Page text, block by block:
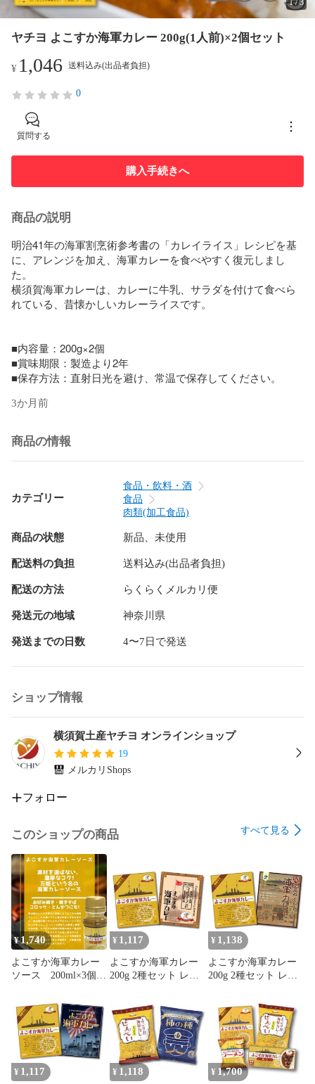
ヤチヨ よこすか海軍カレー 200g(1人前)×2個セット
¥ 1,046 送料込み(出品者負担)
0
質問する
購入手続きへ
商品の説明
明治41年の海軍割烹術参考書の「カレイライス」レシピを基
に、アレンジを加え、海軍カレーを食べやすく復元しまし
た。
横須賀海軍カレーは、カレーに牛乳、サラダを付けて食べら
れている、昔懐かしいカレーライスです。
■内容量：200g×2個
■賞味期限：製造より2年
■保存方法：直射日光を避け、常温で保存してください。
3か月前
商品の情報
カテゴリー
食品・飲料・酒
食品
肉類(加工食品)
商品の状態 新品、未使用
配送料の負担 送料込み(出品者負担)
配送の方法 らくらくメルカリ便
発送元の地域 神奈川県
発送までの日数 4〜7日で発送
ショップ情報
横須賀土産ヤチヨ オンラインショップ
19
メルカリShops
フォロー
このショップの商品 すべて見る
¥1,740
よこすか海軍カレー
ソース 200ml×3個セ
¥ 1,117
よこすか海軍カレー
200g 2種セット レト
ヤチヨ ウッドアイラ
ンド
¥ 1,138
よこすか海軍カレー
200g 2種セット レト
ヤチヨ 魚藍亭
¥ 1,117 ¥ 1,118 ¥ 1,700